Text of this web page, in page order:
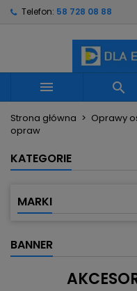
Telefon: 58 728 08 88
 
Strona główna Oprawy
opraw
KATEGORIE
MARKI
BANNER
Utwórz nową listę
((confirmMessage))
Nazwa listy życzeń
Musisz być
swojej liście życzeń.